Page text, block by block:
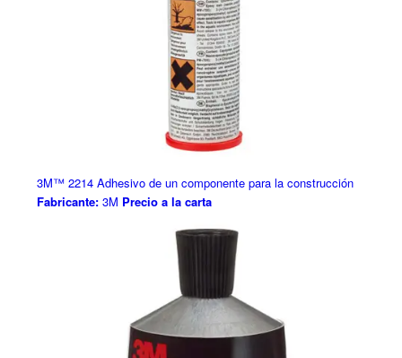
3M™ 2214 Adhesivo de un componente para la construcción
Fabricante:3M Precio a la carta